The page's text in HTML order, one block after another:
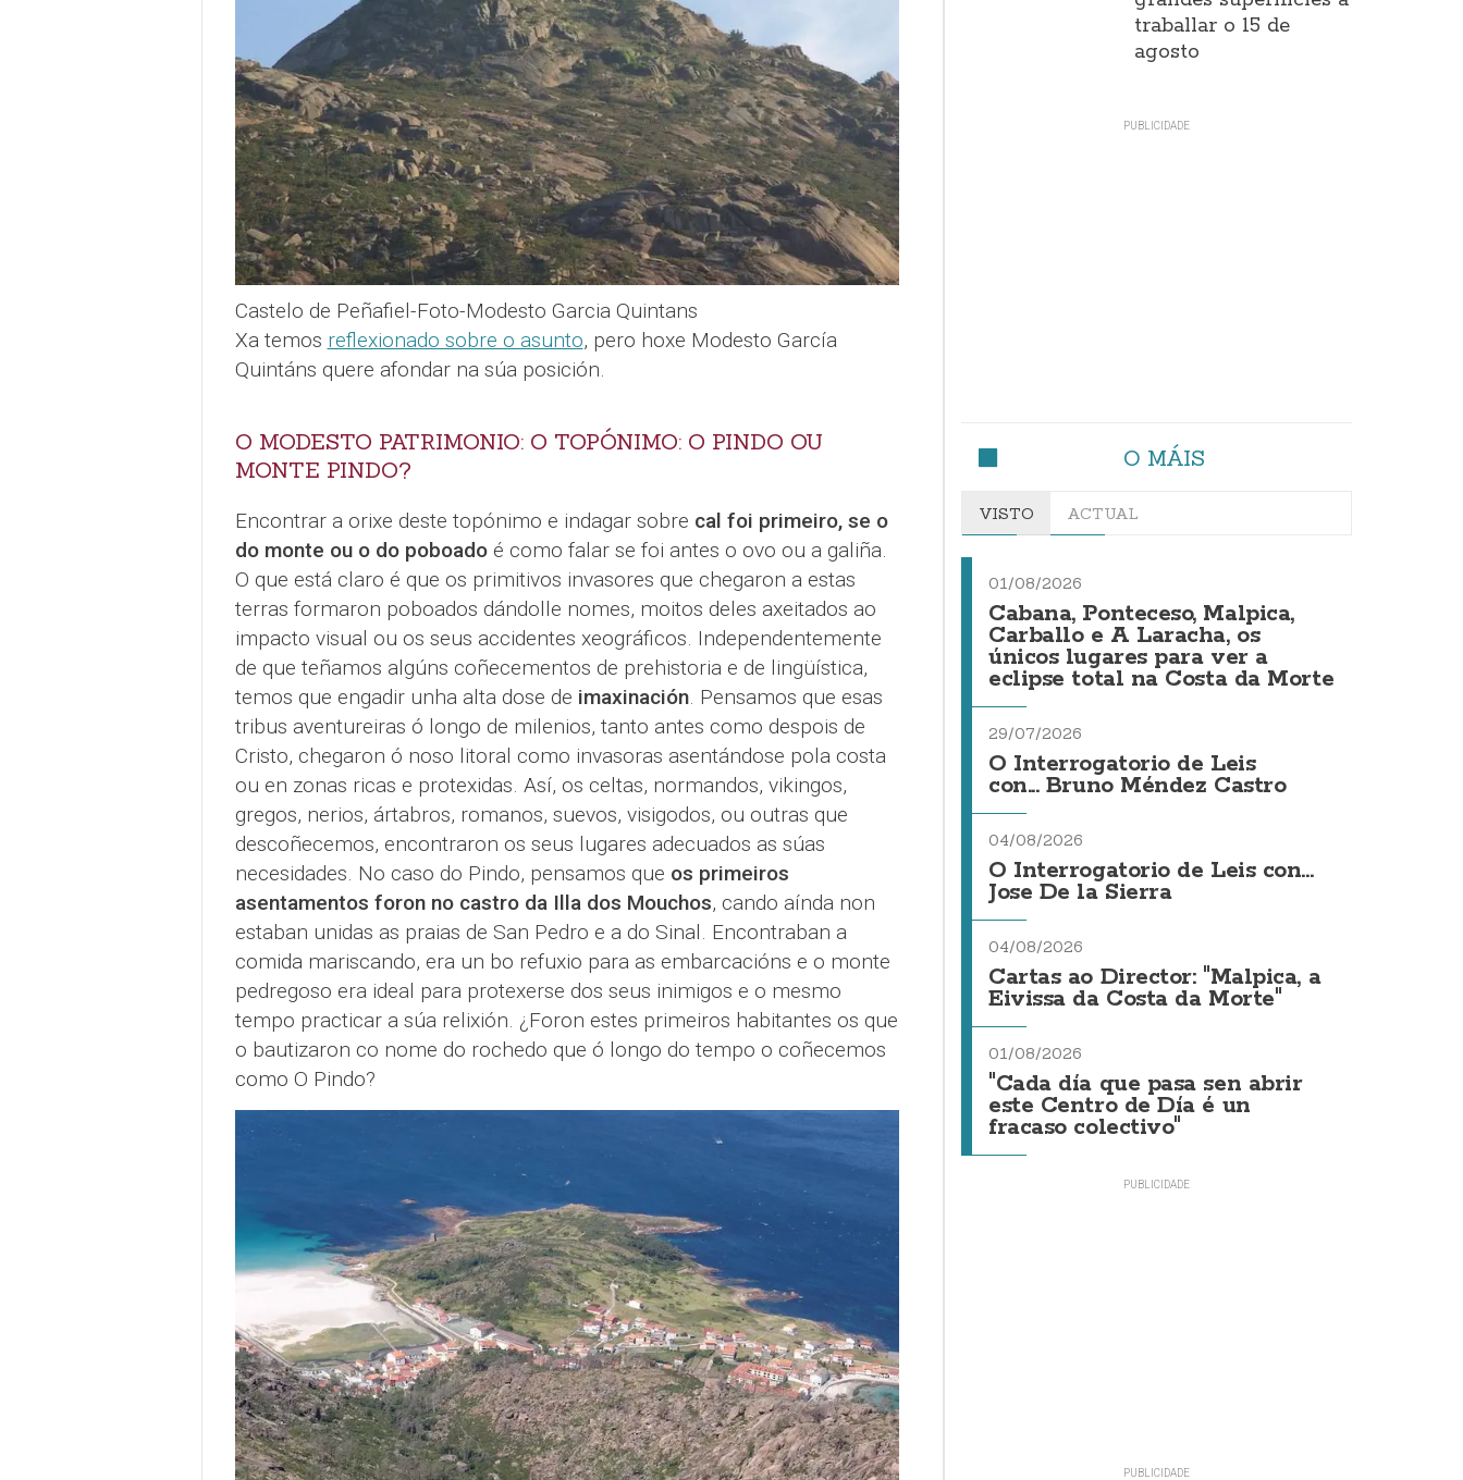
Castelo de Peñafiel-Foto-Modesto Garcia Quintans
Xa temos reflexionado sobre o asunto, pero hoxe Modesto García
Quintáns quere afondar na súa posición.
O MODESTO PATRIMONIO: O TOPÓNIMO: O PINDO OU
MONTE PINDO?
Encontrar a orixe deste topónimo e indagar sobre cal foi primeiro, se o
do monte ou o do poboadoé como falar se foi antes o ovo ou a galiña.
O que está claro é que os primitivos invasores que chegaron a estas
terras formaron poboados dándolle nomes, moitos deles axeitados ao
impacto visual ou os seus accidentes xeográficos. Independentemente
de que teñamos algúns coñecementos de prehistoria e de lingüística,
temos que engadir unha alta dose de imaxinación. Pensamos que esas
tribus aventureiras ó longo de milenios, tanto antes como despois de
Cristo, chegaron ó noso litoral como invasoras asentándose pola costa
ou en zonas ricas e protexidas. Así, os celtas, normandos, vikingos,
gregos, nerios, ártabros, romanos, suevos, visigodos, ou outras que
descoñecemos, encontraron os seus lugares adecuados as súas
necesidades. No caso do Pindo, pensamos que os primeiros
asentamentos foron no castro da Illa dos Mouchos, cando aínda non
estaban unidas as praias de San Pedro e a do Sinal. Encontraban a
comida mariscando, era un bo refuxio para as embarcacións e o monte
pedregoso era ideal para protexerse dos seus inimigos e o mesmo
tempo practicar a súa relixión. ¿Foron estes primeiros habitantes os que
o bautizaron co nome do rochedo que ó longo do tempo o coñecemos
como O Pindo?
traballar o 15 de
agosto
O MÁIS
VISTO ACTUAL
01/08/2026
Cabana, Ponteceso, Malpica,
Carballo e A Laracha, os
únicos lugares para ver a
eclipse total na Costa da Morte
29/07/2026
O Interrogatorio de Leis
con... Bruno Méndez Castro
04/08/2026
O Interrogatorio de Leis con...
Jose De la Sierra
04/08/2026
Cartas ao Director: "Malpica, a
Eivissa da Costa da Morte"
01/08/2026
"Cada día que pasa sen abrir
este Centro de Día é un
fracaso colectivo"